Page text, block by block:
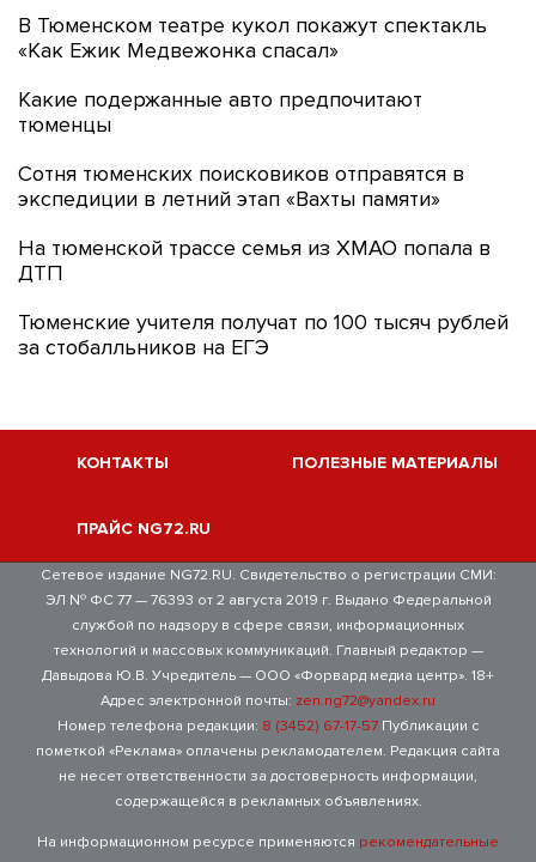
В Тюменском театре кукол покажут спектакль
«Как Ежик Медвежонка спасал»
Какие подержанные авто предпочитают
тюменцы
Сотня тюменских поисковиков отправятся в
экспедиции в летний этап «Вахты памяти»
На тюменской трассе семья из ХМАО попала в
ДТП
Тюменские учителя получат по 100 тысяч рублей
за стобалльников на ЕГЭ
КОНТАКТЫ ПОЛЕЗНЫЕ МАТЕРИАЛЫ
ПРАЙС NG72.RU
Сетевое издание NG72.RU. Свидетельство о регистрации СМИ:
ЭЛ № ФС 77 — 76393 от 2 августа 2019 г. Выдано Федеральной
службой по надзору в сфере связи, информационных
технологий и массовых коммуникаций. Главный редактор —
Давыдова Ю.В. Учредитель — ООО «Форвард медиа центр». 18+
Адрес электронной почты: zen.ng72@yandex.ru
Номер телефона редакции: 8 (3452) 67-17-57Публикации с
пометкой «Реклама» оплачены рекламодателем. Редакция сайта
не несет ответственности за достоверность информации,
содержащейся в рекламных объявлениях.
На информационном ресурсе применяются рекомендательные